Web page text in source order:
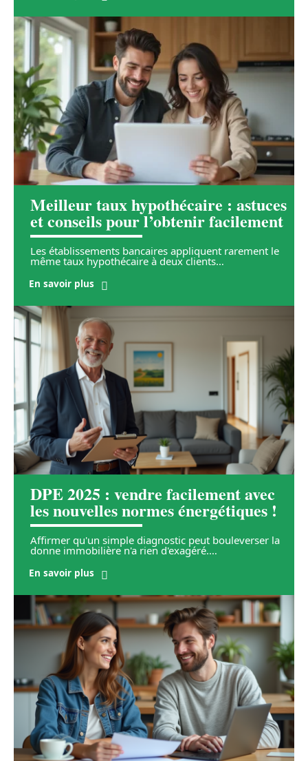
Meilleur taux hypothécaire : astuces
et conseils pour l’obtenir facilement
Les établissements bancaires appliquent rarement le
même taux hypothécaire à deux clients…
En savoir plus
DPE 2025 : vendre facilement avec
les nouvelles normes énergétiques !
Affirmer qu'un simple diagnostic peut bouleverser la
donne immobilière n'a rien d'exagéré.…
En savoir plus